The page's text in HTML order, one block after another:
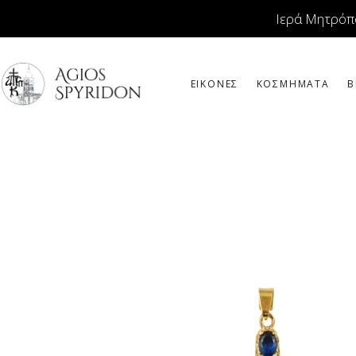
Ιερά
ΕΙΚΟΝΕΣ ΚΟΣΜΗΜΑΤΑ